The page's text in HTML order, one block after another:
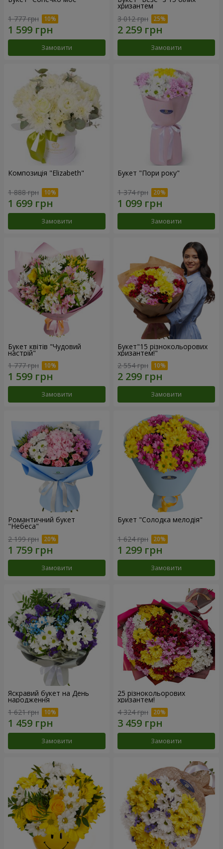
1 777 грн
Замовити
хризантем
3 012 грн
Замовити
Композиція "Elizabeth"
1 888 грн
Замовити
Букет "Пори року"
1 374 грн
Замовити
Букет квітів "Чудовий
настрій"
1 777 грн
Замовити
Букет"15 різнокольорових
хризантем!"
2 554 грн
Замовити
Романтичний букет
"Небеса"
2 199 грн
Замовити
Букет "Солодка мелодія"
1 624 грн
Замовити
Яскравий букет на День
народження
1 621 грн
Замовити
25 різнокольорових
хризантем!
4 324 грн
Замовити